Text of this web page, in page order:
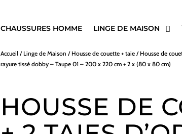
CHAUSSURES HOMME LINGE DE MAISON
Accueil / Linge de Maison / Housse de couette + taie / Housse de
rayure tissé dobby – Taupe 01 – 200 x 220 cm + 2 x (80 x 80 cm)
HOUSSE DE